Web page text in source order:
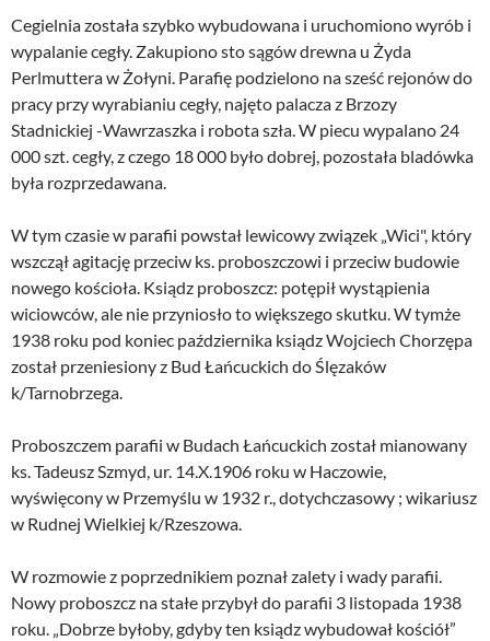
Cegielnia została szybko wybudowana i uruchomiono wyrób i
wypalanie cegły. Zakupiono sto sągów drewna u Żyda
Perlmuttera w Żołyni. Parafię podzielono na sześć rejonów do
pracy przy wyrabianiu cegły, najęto palacza z Brzozy
Stadnickiej -Wawrzaszka i robota szła. W piecu wypalano 24
000 szt. cegły, z czego 18 000 było dobrej, pozostała bladówka
była rozprzedawana.
W tym czasie w parafii powstał lewicowy związek „Wici", który
wszczął agitację przeciw ks. proboszczowi i przeciw budowie
nowego kościoła. Ksiądz proboszcz: potępił wystąpienia
wiciowców, ale nie przyniosło to większego skutku. W tymże
1938 roku pod koniec października ksiądz Wojciech Chorzępa
został przeniesiony z Bud Łańcuckich do Ślęzaków
k/Tarnobrzega.
Proboszczem parafii w Budach Łańcuckich został mianowany
ks. Tadeusz Szmyd, ur. 14.X.1906 roku w Haczowie,
wyświęcony w Przemyślu w 1932 r., dotychczasowy ; wikariusz
w Rudnej Wielkiej k/Rzeszowa.
W rozmowie z poprzednikiem poznał zalety i wady parafii.
Nowy proboszcz na stałe przybył do parafii 3 listopada 1938
roku. „Dobrze byłoby, gdyby ten ksiądz wybudował kościół”